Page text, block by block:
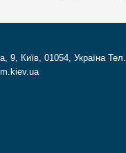
9, Київ, 01054, Україна